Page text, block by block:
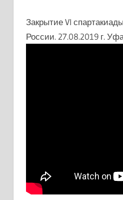
Закрытие VI
России. 27.08.2019 г.